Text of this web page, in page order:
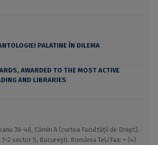
PALATINE ÎN DILEMA
AWARDED TO THE MOST ACTIVE
AND LIBRARIES
36-46, Cămin A (curtea Facultății de Drept),
1-2 sector 5, București, România Tel/Fax: + (4)